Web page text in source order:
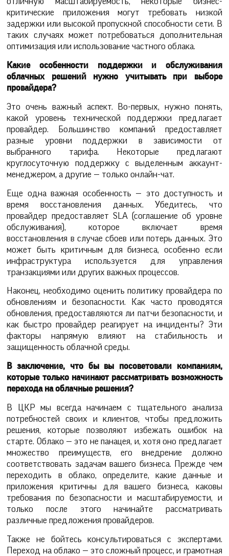
критические приложения могут требовать низкой
задержки или высокой пропускной способности сети. В
таких случаях может потребоваться дополнительная
оптимизация или использование частного облака.
Какие особенности поддержки и обслуживания
облачных решений нужно учитывать при выборе
провайдера?
Это очень важный аспект. Во-первых, нужно понять,
какой уровень технической поддержки предлагает
провайдер. Большинство компаний предоставляет
разные уровни поддержки в зависимости от
выбранного тарифа. Некоторые предлагают
круглосуточную поддержку с выделенным аккаунт-
менеджером, а другие — только онлайн-чат.
Еще одна важная особенность — это доступность и
время восстановления данных. Убедитесь, что
провайдер предоставляет SLA (соглашение об уровне
обслуживания), которое включает время
восстановления в случае сбоев или потерь данных. Это
может быть критичным для бизнеса, особенно если
инфраструктура используется для управления
транзакциями или других важных процессов.
Наконец, необходимо оценить политику провайдера по
обновлениям и безопасности. Как часто проводятся
обновления, предоставляются ли патчи безопасности, и
как быстро провайдер реагирует на инциденты? Эти
факторы напрямую влияют на стабильность и
защищенность облачной среды.
В заключение, что бы вы посоветовали компаниям,
которые только начинают рассматривать возможность
перехода на облачные решения?
В ЦКР мы всегда начинаем с тщательного анализа
потребностей своих и клиентов, чтобы предложить
решения, которые позволяют избежать ошибок на
старте. Облако — это не панацея, и, хотя оно предлагает
множество преимуществ, его внедрение должно
соответствовать задачам вашего бизнеса. Прежде чем
переходить в облако, определите, какие данные и
приложения критичны для вашего бизнеса, каковы
требования по безопасности и масштабируемости, и
только после этого начинайте рассматривать
различные предложения провайдеров.
Также не бойтесь консультироваться с экспертами.
Переход на облако — это сложный процесс, и грамотная